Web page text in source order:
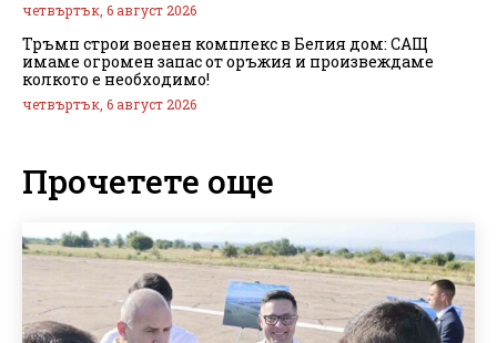
четвъртък, 6 август 2026
Тръмп строи военен комплекс в Белия дом: САЩ
имаме огромен запас от оръжия и произвеждаме
колкото е необходимо!
четвъртък, 6 август 2026
Прочетете още